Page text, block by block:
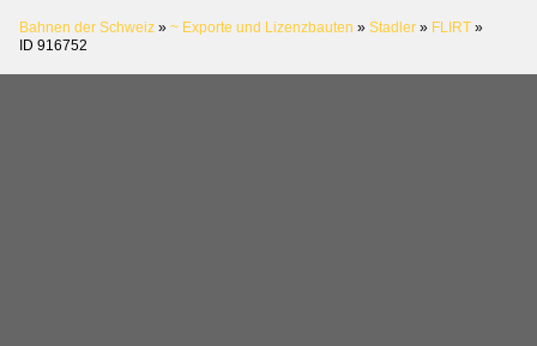
Bahnen der Schweiz » ~ Exporte und Lizenzbauten » Stadler » FLIRT »
ID 916752